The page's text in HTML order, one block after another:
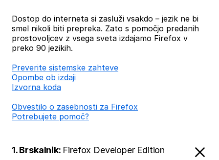
Dostop do interneta si zasluži vsakdo – jezik ne bi
smel nikoli biti prepreka. Zato s pomočjo predanih
prostovoljcev z vsega sveta izdajamo Firefox v
preko 90 jezikih.
Preverite sistemske zahteve
Opombe ob izdaji
Izvorna koda
Obvestilo o zasebnosti za Firefox
Potrebujete pomoč?
1. Brskalnik: Firefox Developer Edition